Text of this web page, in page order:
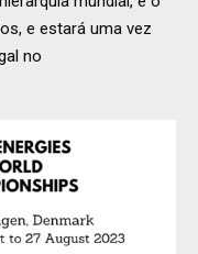
e estará uma vez
no